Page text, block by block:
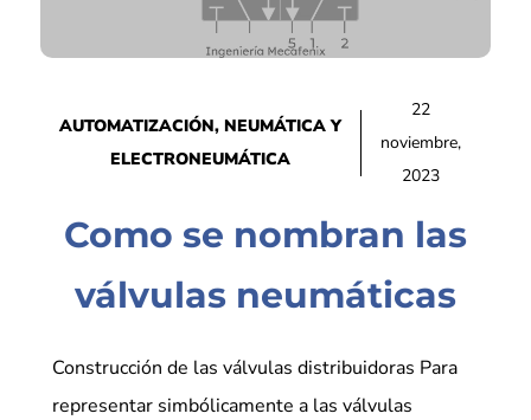
AUTOMATIZACIÓN,NEUMÁTICA Y
ELECTRONEUMÁTICA
22
noviembre,
2023
Como se nombran las
válvulas neumáticas
Construcción de las válvulas distribuidoras Para
representar simbólicamente a las válvulas